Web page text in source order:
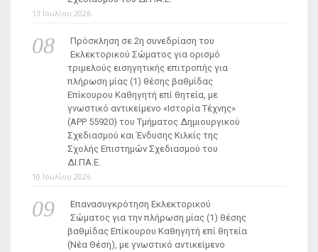
13 Ιουλίου 2026
Πρόσκληση σε 2η συνεδρίαση του
Εκλεκτορικού Σώματος για ορισμό
τριμελούς εισηγητικής επιτροπής για
πλήρωση μίας (1) θέσης βαθμίδας
Επίκουρου Καθηγητή επί θητεία, με
γνωστικό αντικείμενο «Ιστορία Τέχνης»
(ΑΡΡ 55920) του Τμήματος Δημιουργικού
Σχεδιασμού και Ένδυσης Κιλκίς της
Σχολής Επιστημών Σχεδιασμού του
ΔΙ.ΠΑ.Ε.
10 Ιουλίου 2026
Επανασυγκρότηση Εκλεκτορικού
Σώματος για την πλήρωση μίας (1) θέσης
βαθμίδας Επίκουρου Καθηγητή επί θητεία
(Νέα Θέση), με γνωστικό αντικείμενο